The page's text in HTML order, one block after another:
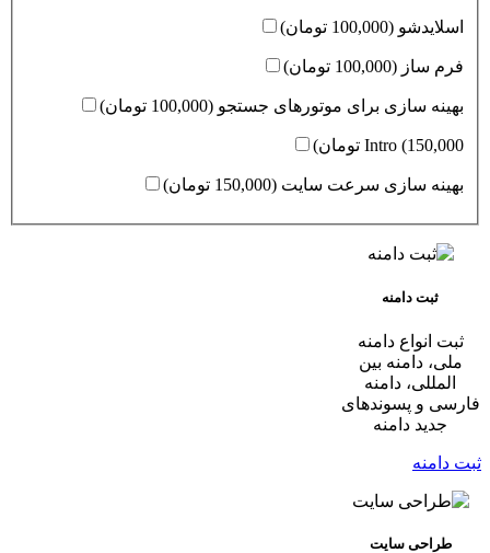
اسلایدشو (100,000 تومان)
فرم ساز (100,000 تومان)
بهینه سازی برای موتورهای جستجو (100,000 تومان)
Intro (150,000 تومان)
بهینه سازی سرعت سایت (150,000 تومان)
ثبت دامنه
ثبت انواع دامنه
ملی، دامنه بین
المللی، دامنه
فارسی و پسوندهای
جدید دامنه
ثبت دامنه
طراحی سایت